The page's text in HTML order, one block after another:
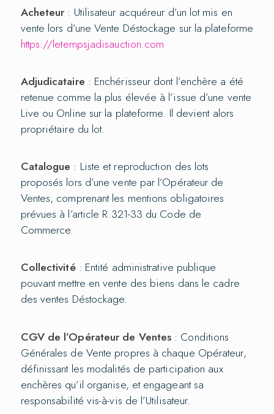
Acheteur : Utilisateur acquéreur d’un lot mis en
vente lors d’une Vente Déstockage sur la plateforme
https://letempsjadisauction.com
Adjudicataire : Enchérisseur dont l’enchère a été
retenue comme la plus élevée à l’issue d’une vente
Live ou Online sur la plateforme. Il devient alors
propriétaire du lot.
Catalogue : Liste et reproduction des lots
proposés lors d’une vente par l’Opérateur de
Ventes, comprenant les mentions obligatoires
prévues à l’article R.321-33 du Code de
Commerce.
Collectivité: Entité administrative publique
pouvant mettre en vente des biens dans le cadre
des ventes Déstockage.
CGV de l’Opérateur de Ventes : Conditions
Générales de Vente propres à chaque Opérateur,
définissant les modalités de participation aux
enchères qu’il organise, et engageant sa
responsabilité vis-à-vis de l’Utilisateur.